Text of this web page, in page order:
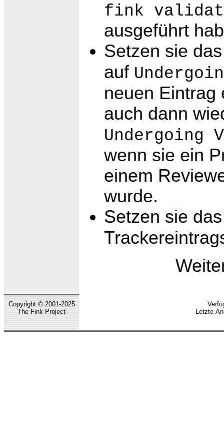
fink
ausgeführt
Setzen sie
auf
neuen Eintrag
auch dann
Undergoing
wenn sie ein
einem
wurde.
Setzen sie
Copyright © 2001-2025
The Fink Project
Letzte